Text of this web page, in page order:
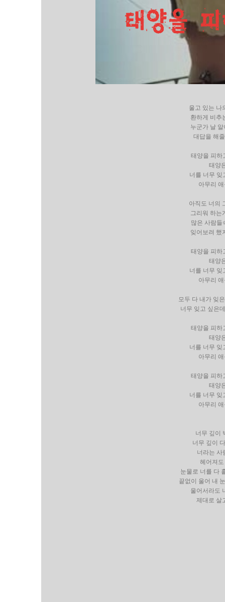
울고 있는 나
환하게 비추
누군가 날
대답을 해
태양을 피하
태양
너를 너무 잊
아무리
아직도 너의
그리워 하는
많은 사람들
잊어보려 했
태양을 피하
태양
너를 너무 잊
아무리
모두 다 내가 잊
너무 잊고 싶은
태양을 피하
태양
너를 너무 잊
아무리
태양을 피하
태양
너를 너무 잊
아무리
너무 깊이
너무 깊이
너라는 사
헤어져
눈물로 너를 다
끝없이 울어 내
울어서라도
제대로 살